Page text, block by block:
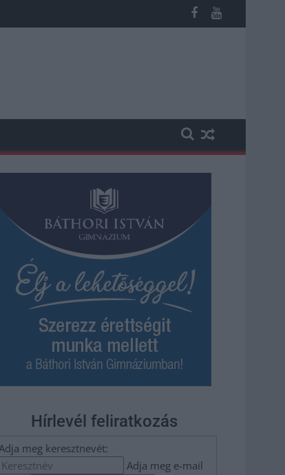
a forróság, újra rekkenő hőség jön, akár 38
Hírlevél feliratkozás
Adja meg keresztnevét:
Adja meg e-mail